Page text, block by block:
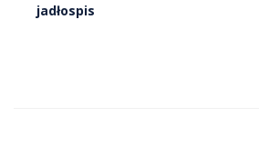
jadłospis